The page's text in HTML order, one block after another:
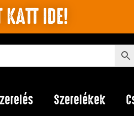
KATT IDE!
Szerelékek